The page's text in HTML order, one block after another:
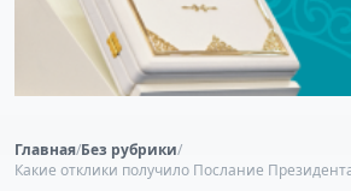
Главная/Без рубрики/
Какие отклики получило Послание